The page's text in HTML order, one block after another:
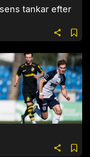
tankar efter